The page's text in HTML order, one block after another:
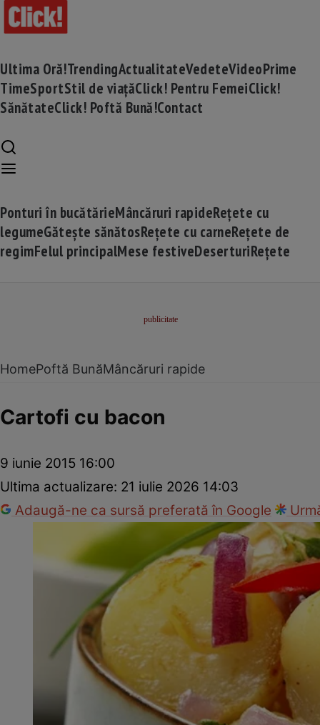
Ultima Oră!TrendingActualitateVedeteVideoPrime
TimeSportStil de viațăClick! Pentru FemeiClick!
SănătateClick! Poftă Bună!Contact
Ponturi în bucătărieMâncăruri rapideRețete cu
legumeGătește sănătosRețete cu carneRețete de
regimFelul principalMese festiveDeserturiRețete
HomePoftă BunăMâncăruri rapide
Cartofi cu bacon
9 iunie 2015 16:00
Ultima actualizare: 21 iulie 2026 14:03
Adaugă-ne ca sursă preferată în Google